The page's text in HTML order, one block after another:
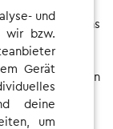
des
Abrufens
– ist ohne
Charging
und
wir bzw.
Gerät
deine
um